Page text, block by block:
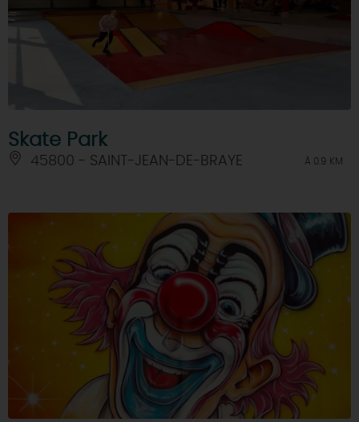
Skate Park
45800 - SAINT-JEAN-DE-BRAYE À 0.9 KM